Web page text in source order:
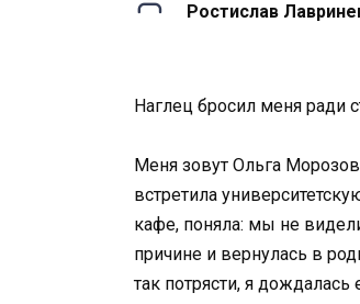
Ростислав
Наглец бросил меня ради
Меня зовут Ольга
встретила
кафе, поняла: мы не
причине и вернулась в
так потрясти, я дождалась